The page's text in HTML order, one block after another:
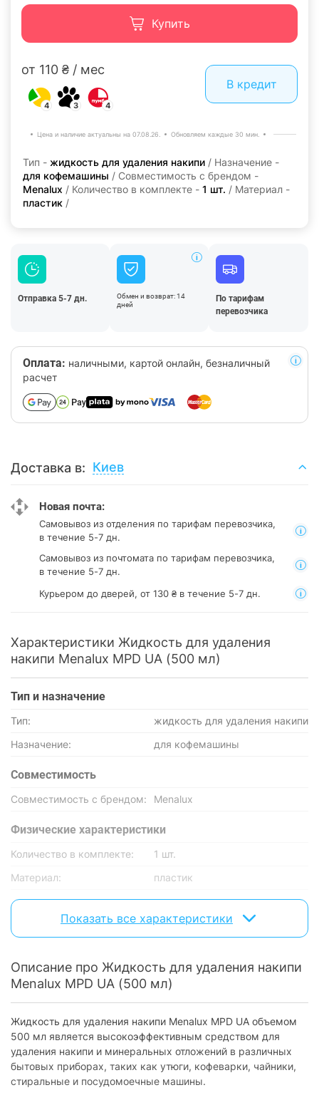
Купить
от 110 ₴ / мес
4 3 4
В кредит
Цена и наличие актуальны на 07.08.26. Обновляем каждые 30 мин.
Тип - жидкость для удаления накипи / Назначение -
для кофемашины / Совместимость с брендом -
Menalux / Количество в комплекте - 1 шт. / Материал -
пластик /
Отправка 5-7 дн.
Обмен и возврат: 14
дней
По тарифам
перевозчика
Оплата: наличными, картой онлайн, безналичный
расчет
Доставка в: Киев
Новая почта:
Самовывоз из отделения по тарифам перевозчика,
в течение 5-7 дн.
Самовывоз из почтомата по тарифам перевозчика,
в течение 5-7 дн.
Курьером до дверей, от 130 ₴ в течение 5-7 дн.
Характеристики Жидкость для удаления
накипи Menalux MPD UA (500 мл)
Тип и назначение
Тип:
жидкость для удаления накипи
Назначение:
для кофемашины
Совместимость
Совместимость с брендом: Menalux
Физические характеристики
Количество в комплекте:
1 шт.
Материал:
пластик
Характеристики и комплектация товара могут изменяться
производителем без уведомления.
Показать все характеристики
Описание про Жидкость для удаления накипи
Menalux MPD UA (500 мл)
Жидкость для удаления накипи Menalux MPD UA объемом
500 мл является высокоэффективным средством для
удаления накипи и минеральных отложений в различных
бытовых приборах, таких как утюги, кофеварки, чайники,
стиральные и посудомоечные машины.